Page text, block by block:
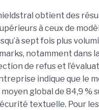
obtient des
à ceux de
sept fois plus
notamment dans
de refus et
indique que le
global de 84,9 %
textuelle. Pour